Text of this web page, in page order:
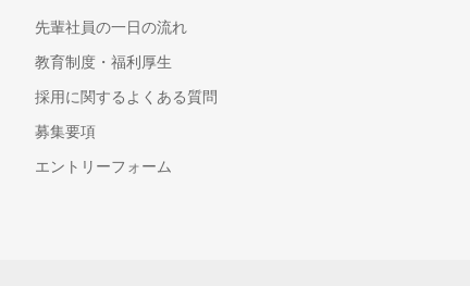
先輩社員の一日の流れ
教育制度・福利厚生
採用に関するよくある質問
募集要項
エントリーフォーム